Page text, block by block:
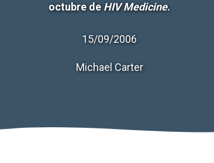
octubre deHIV Medicine.
15/09/2006
Michael Carter